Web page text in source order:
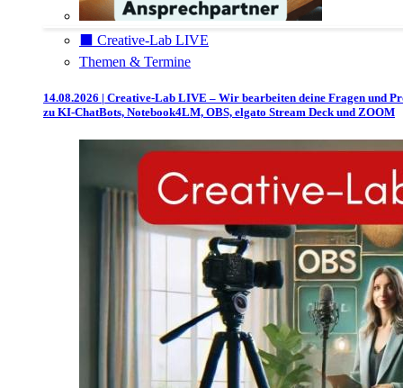
⬛️ Creative-Lab LIVE
Themen & Termine
14.08.2026 | Creative-Lab LIVE – Wir bearbeiten deine Fragen und
zu KI-ChatBots, Notebook4LM, OBS, elgato Stream Deck und ZOOM